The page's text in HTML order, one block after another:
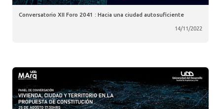
Conversatorio XII Foro 2041 : Hacia una ciudad autosuficiente
14/11/2022